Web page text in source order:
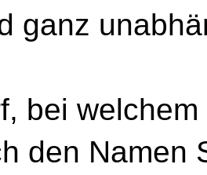
ganz
bei
den Namen